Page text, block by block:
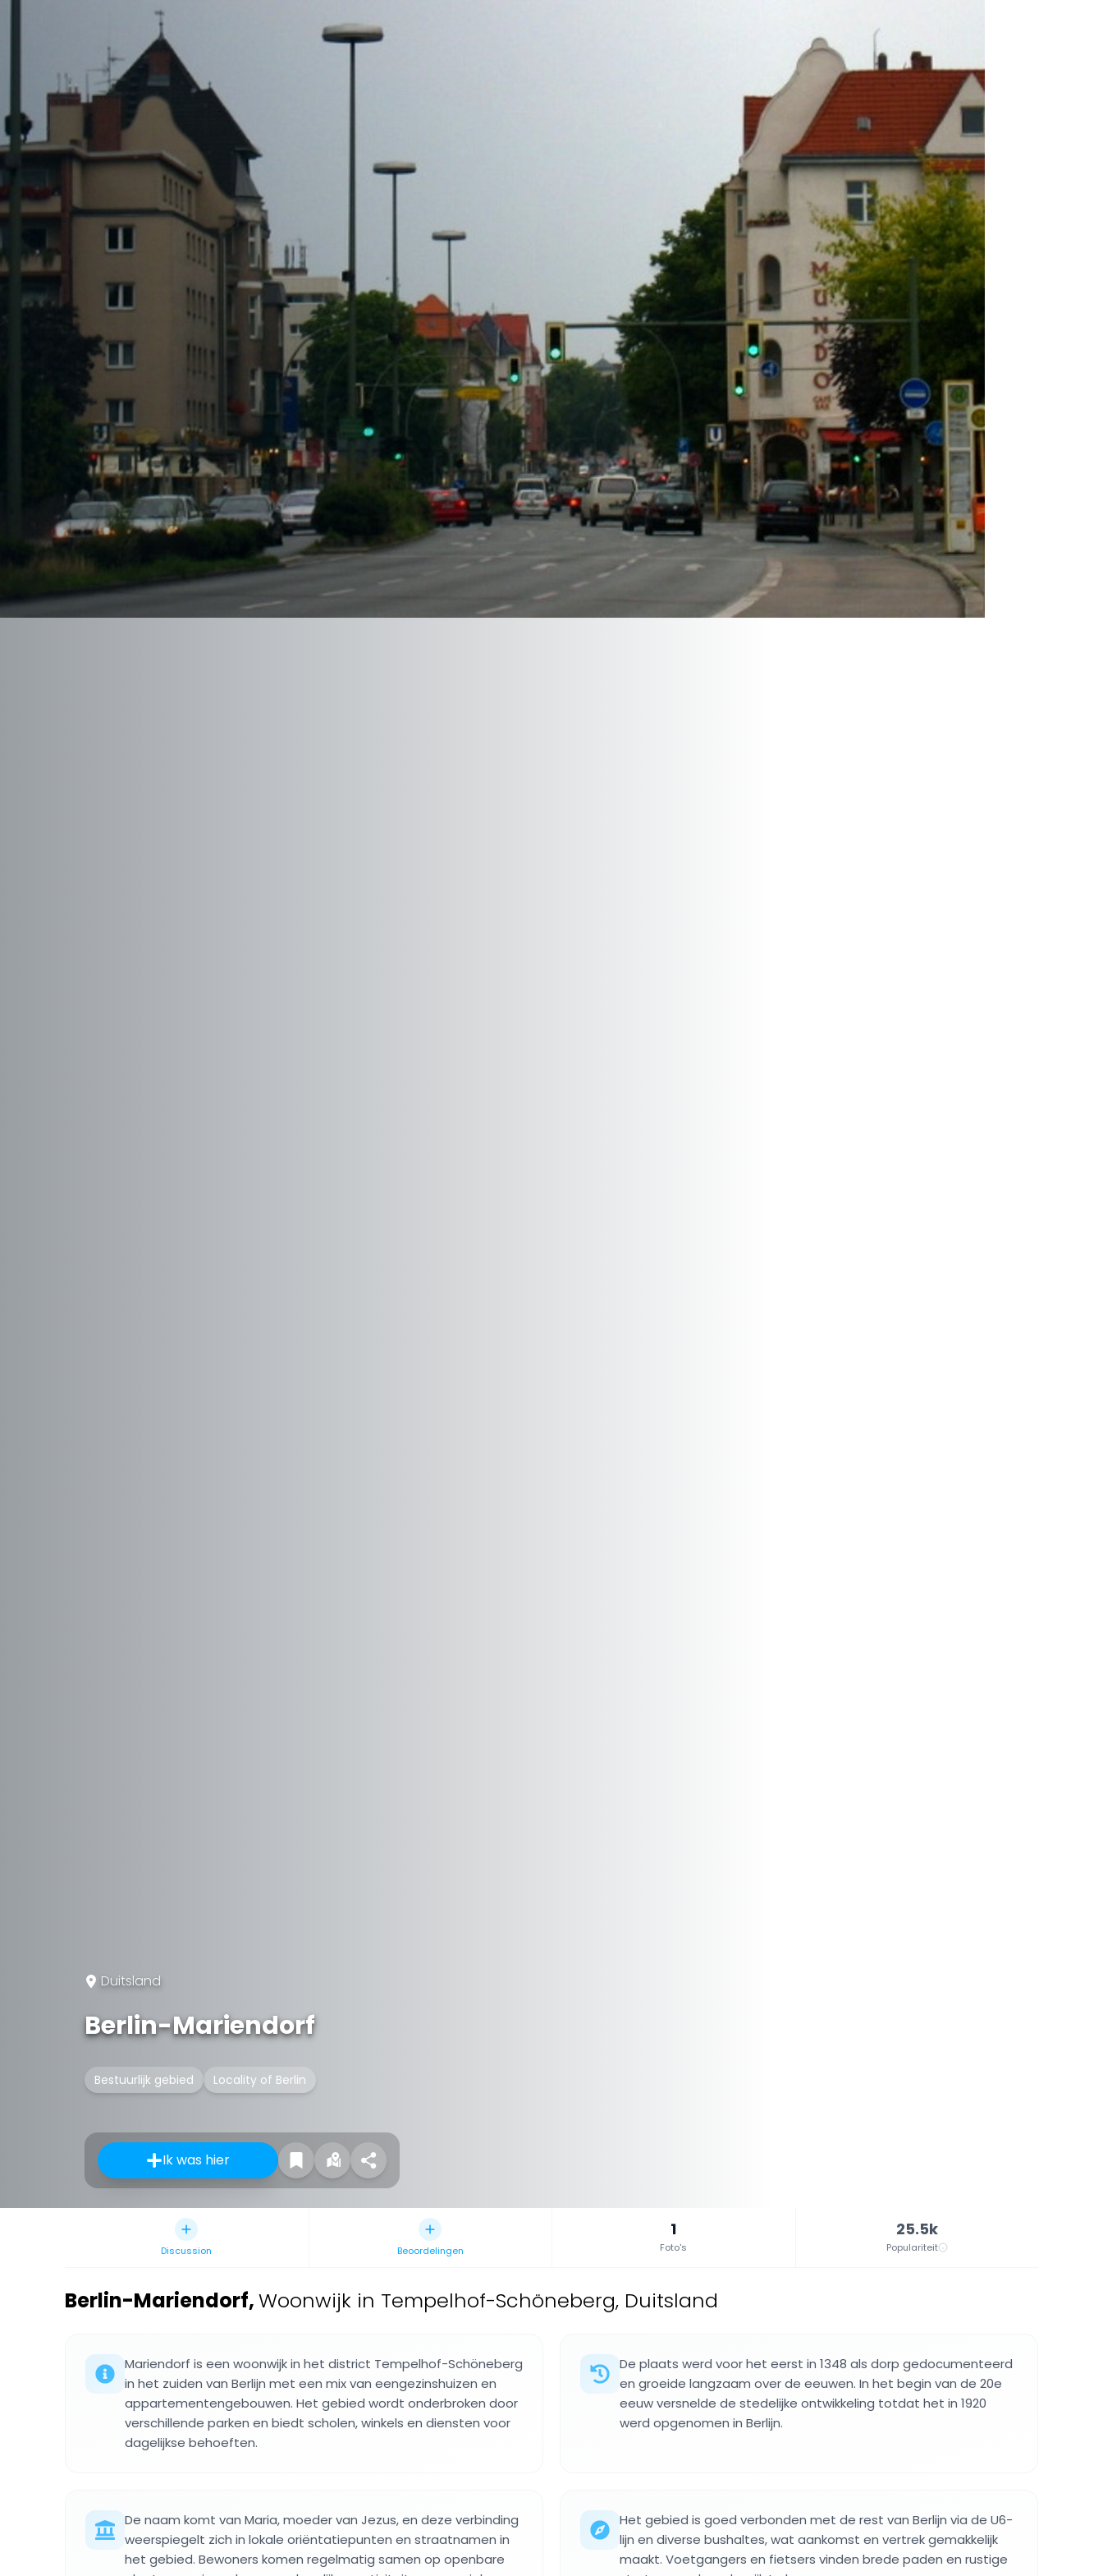
Duitsland
Berlin-Mariendorf
Bestuurlijk gebied Locality of Berlin
Ik was hier
Discussion Beoordelingen
1
Foto's
25.5k
Populariteit
Berlin-Mariendorf,Woonwijk in Tempelhof-Schöneberg, Duitsland
Mariendorf is een woonwijk in het district Tempelhof-Schöneberg
in het zuiden van Berlijn met een mix van eengezinshuizen en
appartementengebouwen. Het gebied wordt onderbroken door
verschillende parken en biedt scholen, winkels en diensten voor
dagelijkse behoeften.
De plaats werd voor het eerst in 1348 als dorp gedocumenteerd
en groeide langzaam over de eeuwen. In het begin van de 20e
eeuw versnelde de stedelijke ontwikkeling totdat het in 1920
werd opgenomen in Berlijn.
De naam komt van Maria, moeder van Jezus, en deze verbinding
weerspiegelt zich in lokale oriëntatiepunten en straatnamen in
het gebied. Bewoners komen regelmatig samen op openbare
Het gebied is goed verbonden met de rest van Berlijn via de U6-
lijn en diverse bushaltes, wat aankomst en vertrek gemakkelijk
maakt. Voetgangers en fietsers vinden brede paden en rustige